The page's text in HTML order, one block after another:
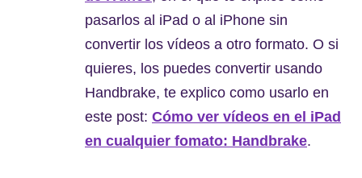
pasarlos al iPad o al iPhone sin
convertir los vídeos a otro formato. O si
quieres, los puedes convertir usando
Handbrake, te explico como usarlo en
este post: Cómo ver vídeos en el iPad
en cualquier fomato: Handbrake.